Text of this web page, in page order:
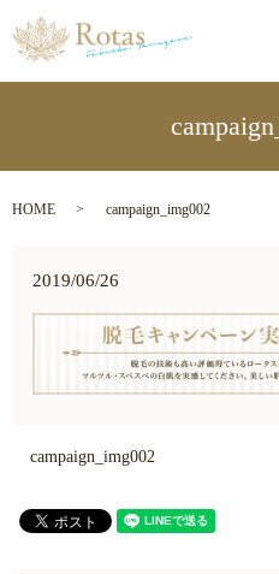
HOME campaign_img002
2019/06/26
campaign_img002